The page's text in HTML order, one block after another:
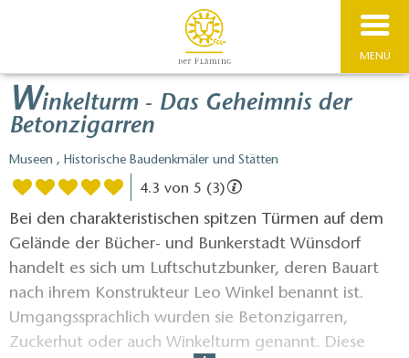
MENÜ
Winkelturm - Das Geheimnis der
Betonzigarren
Museen , Historische Baudenkmäler und Stätten
4.3 von 5 (3)
Bei den charakteristischen spitzen Türmen auf dem
Gelände der Bücher- und Bunkerstadt Wünsdorf
handelt es sich um Luftschutzbunker, deren Bauart
nach ihrem Konstrukteur Leo Winkel benannt ist.
Umgangssprachlich wurden sie Betonzigarren,
Zuckerhut oder auch Winkelturm genannt. Diese